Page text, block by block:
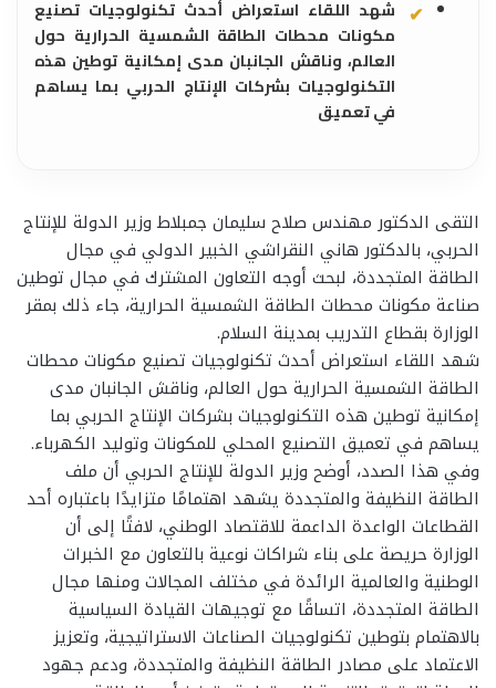
شهد اللقاء استعراض أحدث تكنولوجيات تصنيع
مكونات محطات الطاقة الشمسية الحرارية حول
العالم، وناقش الجانبان مدى إمكانية توطين هذه
التكنولوجيات بشركات الإنتاج الحربي بما يساهم
في تعميق
التقى الدكتور مهندس صلاح سليمان جمبلاط وزير الدولة للإنتاج
الحربي، بالدكتور هاني النقراشي الخبير الدولي في مجال
الطاقة المتجددة، لبحث أوجه التعاون المشترك في مجال توطين
صناعة مكونات محطات الطاقة الشمسية الحرارية، جاء ذلك بمقر
الوزارة بقطاع التدريب بمدينة السلام.
شهد اللقاء استعراض أحدث تكنولوجيات تصنيع مكونات محطات
الطاقة الشمسية الحرارية حول العالم، وناقش الجانبان مدى
إمكانية توطين هذه التكنولوجيات بشركات الإنتاج الحربي بما
يساهم في تعميق التصنيع المحلي للمكونات وتوليد الكهرباء.
وفي هذا الصدد، أوضح وزير الدولة للإنتاج الحربي أن ملف
الطاقة النظيفة والمتجددة يشهد اهتمامًا متزايدًا باعتباره أحد
القطاعات الواعدة الداعمة للاقتصاد الوطني، لافتًا إلى أن
الوزارة حريصة على بناء شراكات نوعية بالتعاون مع الخبرات
الوطنية والعالمية الرائدة في مختلف المجالات ومنها مجال
الطاقة المتجددة، اتساقًا مع توجيهات القيادة السياسية
بالاهتمام بتوطين تكنولوجيات الصناعات الاستراتيجية، وتعزيز
الاعتماد على مصادر الطاقة النظيفة والمتجددة، ودعم جهود